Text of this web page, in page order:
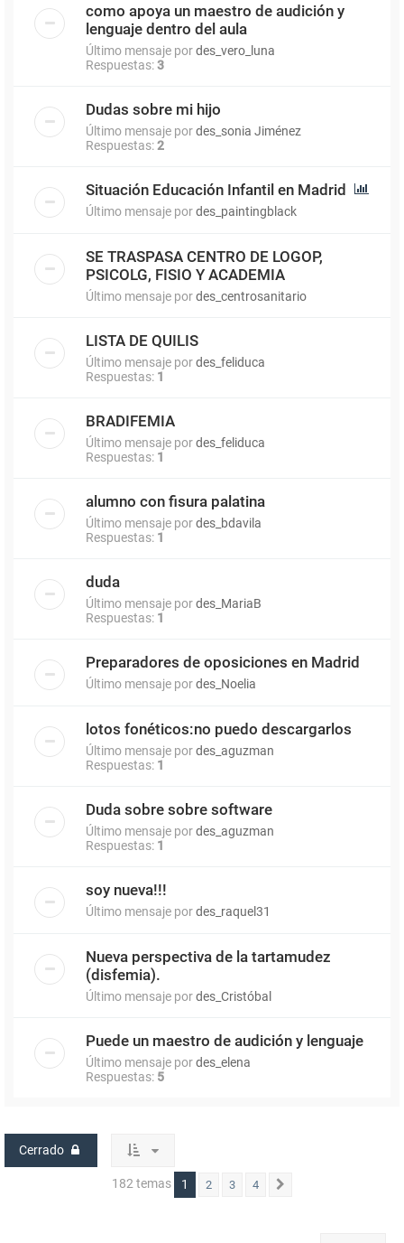
como apoya un maestro de audición y
lenguaje dentro del aula
Último mensaje pordes_vero_luna
Respuestas:3
Dudas sobre mi hijo
Último mensaje pordes_sonia Jiménez
Respuestas:2
Situación Educación Infantil en Madrid
Último mensaje pordes_paintingblack
SE TRASPASA CENTRO DE LOGOP,
PSICOLG, FISIO Y ACADEMIA
Último mensaje pordes_centrosanitario
LISTA DE QUILIS
Último mensaje pordes_feliduca
Respuestas: 1
BRADIFEMIA
Último mensaje pordes_feliduca
Respuestas: 1
alumno con fisura palatina
Último mensaje pordes_bdavila
Respuestas: 1
duda
Último mensaje pordes_MariaB
Respuestas: 1
Preparadores de oposiciones en Madrid
Último mensaje pordes_Noelia
lotos fonéticos:no puedo descargarlos
Último mensaje pordes_aguzman
Respuestas: 1
Duda sobre sobre software
Último mensaje pordes_aguzman
Respuestas: 1
soy nueva!!!
Último mensaje pordes_raquel31
Nueva perspectiva de la tartamudez
(disfemia).
Último mensaje pordes_Cristóbal
Puede un maestro de audición y lenguaje
Último mensaje pordes_elena
Respuestas: 5
Cerrado
182 temas 1 2 3 4